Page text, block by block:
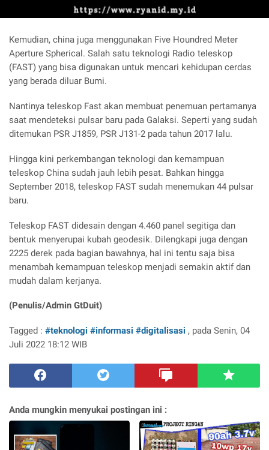
Kemudian, china juga menggunakan Five Houndred Meter
Aperture Spherical. Salah satu teknologi Radio teleskop
(FAST) yang bisa digunakan untuk mencari kehidupan cerdas
yang berada diluar Bumi.
Nantinya teleskop Fast akan membuat penemuan pertamanya
saat mendeteksi pulsar baru pada Galaksi. Seperti yang sudah
ditemukan PSR J1859, PSR J131-2 pada tahun 2017 lalu.
Hingga kini perkembangan teknologi dan kemampuan
teleskop China sudah jauh lebih pesat. Bahkan hingga
September 2018, teleskop FAST sudah menemukan 44 pulsar
baru.
Teleskop FAST didesain dengan 4.460 panel segitiga dan
bentuk menyerupai kubah geodesik. Dilengkapi juga dengan
2225 derek pada bagian bawahnya, hal ini tentu saja bisa
menambah kemampuan teleskop menjadi semakin aktif dan
mudah dalam kerjanya.
(Penulis/Admin GtDuit)
Tagged : #teknologi #informasi #digitalisasi , pada Senin, 04
Juli 2022 18:12 WIB
Anda mungkin menyukai postingan ini :